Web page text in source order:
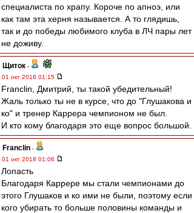
специалиста по храпу. Короче по апноэ, или
как там эта херня называется. А то глядишь,
так и до победы любимого клуба в ЛЧ пары лет
не доживу.
Щиток -
01 окт 2018 01:15
Franclin, Дмитрий, ты такой убедительный!
Жаль только ты не в курсе, что до "Глушакова и
ко" и тренер Каррера чемпионом не был.
И кто кому благодаря это еще вопрос большой.
Franclin -
01 окт 2018 01:06
Лопасть
Благодаря Каррере мы стали чемпионами до
этого Глушаков и ко ими не были, поэтому если
кого убирать то больше половины команды и